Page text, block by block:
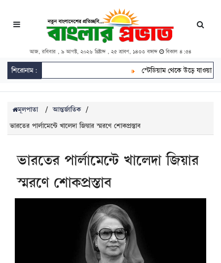
আজ, রবিবার , ৯ আগস্ট, ২০২৬ খ্রিষ্টাব্দ , ২৫ শ্রাবণ, ১৪৩৩ বঙ্গাব্দ বিকাল ৪:৫৪
শিরোনাম: স্টেডিয়াম থেকে উড়ে যাওয়া বলে
মূলপাতা / আন্তর্জাতিক /
ভারতের পার্লামেন্টে খালেদা জিয়ার স্মরণে শোকপ্রস্তাব
ভারতের পার্লামেন্টে খালেদা জিয়ার
স্মরণে শোকপ্রস্তাব